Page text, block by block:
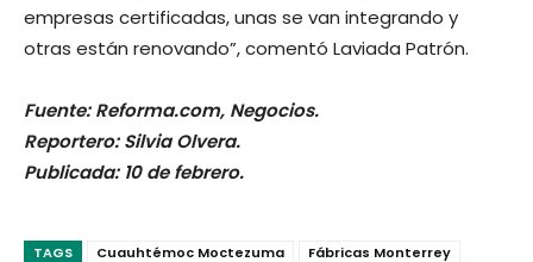
empresas certificadas, unas se van integrando y
otras están renovando”, comentó Laviada Patrón.
Fuente: Reforma.com, Negocios.
Reportero: Silvia Olvera.
Publicada: 10 de febrero.
TAGS Cuauhtémoc Moctezuma
Fábricas Monterrey